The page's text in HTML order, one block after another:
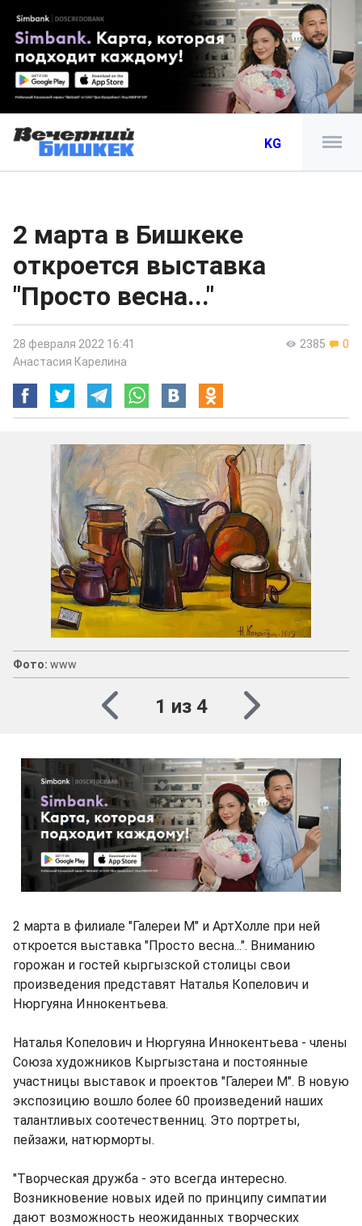
KG
2 марта в Бишкеке
откроется выставка
"Просто весна..."
2385 0
28 февраля 2022 16:41
Анастасия Карелина
Фото: www
1 из 4
2 марта в филиале "Галереи М" и АртХолле при ней
откроется выставка "Просто весна...". Вниманию
горожан и гостей кыргызской столицы свои
произведения представят Наталья Копелович и
Нюргуяна Иннокентьева.
Наталья Копелович и Нюргуяна Иннокентьева - члены
Союза художников Кыргызстана и постоянные
участницы выставок и проектов "Галереи М". В новую
экспозицию вошло более 60 произведений наших
талантливых соотечественниц. Это портреты,
пейзажи, натюрморты.
"Творческая дружба - это всегда интересно.
Возникновение новых идей по принципу симпатии
дают возможность неожиданных творческих